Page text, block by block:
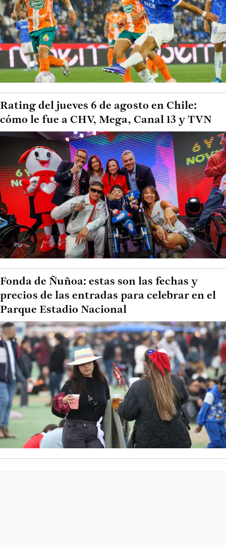
Rating del jueves 6 de agosto en Chile:
cómo le fue a CHV, Mega, Canal 13 y TVN
Fonda de Ñuñoa: estas son las fechas y
precios de las entradas para celebrar en el
Parque Estadio Nacional